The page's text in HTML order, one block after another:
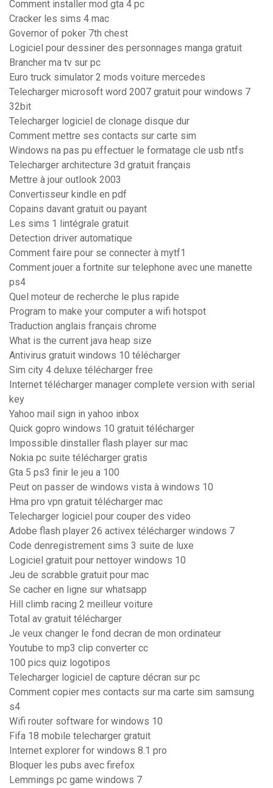
Comment installer mod gta 4 pc
Cracker les sims 4 mac
Governor of poker 7th chest
Logiciel pour dessiner des personnages manga gratuit
Brancher ma tv sur pc
Euro truck simulator 2 mods voiture mercedes
Telecharger microsoft word 2007 gratuit pour windows 7
32bit
Telecharger logiciel de clonage disque dur
Comment mettre ses contacts sur carte sim
Windows na pas pu effectuer le formatage cle usb ntfs
Telecharger architecture 3d gratuit français
Mettre à jour outlook 2003
Convertisseur kindle en pdf
Copains davant gratuit ou payant
Les sims 1 lintégrale gratuit
Detection driver automatique
Comment faire pour se connecter à mytf1
Comment jouer a fortnite sur telephone avec une manette
ps4
Quel moteur de recherche le plus rapide
Program to make your computer a wifi hotspot
Traduction anglais français chrome
What is the current java heap size
Antivirus gratuit windows 10 télécharger
Sim city 4 deluxe télécharger free
Internet télécharger manager complete version with serial
key
Yahoo mail sign in yahoo inbox
Quick gopro windows 10 gratuit télécharger
Impossible dinstaller flash player sur mac
Nokia pc suite télécharger gratis
Gta 5 ps3 finir le jeu a 100
Peut on passer de windows vista à windows 10
Hma pro vpn gratuit télécharger mac
Telecharger logiciel pour couper des video
Adobe flash player 26 activex télécharger windows 7
Code denregistrement sims 3 suite de luxe
Logiciel gratuit pour nettoyer windows 10
Jeu de scrabble gratuit pour mac
Se cacher en ligne sur whatsapp
Hill climb racing 2 meilleur voiture
Total av gratuit télécharger
Je veux changer le fond decran de mon ordinateur
Youtube to mp3 clip converter cc
100 pics quiz logotipos
Telecharger logiciel de capture décran sur pc
Comment copier mes contacts sur ma carte sim samsung
s4
Wifi router software for windows 10
Fifa 18 mobile telecharger gratuit
Internet explorer for windows 8.1 pro
Bloquer les pubs avec firefox
Lemmings pc game windows 7